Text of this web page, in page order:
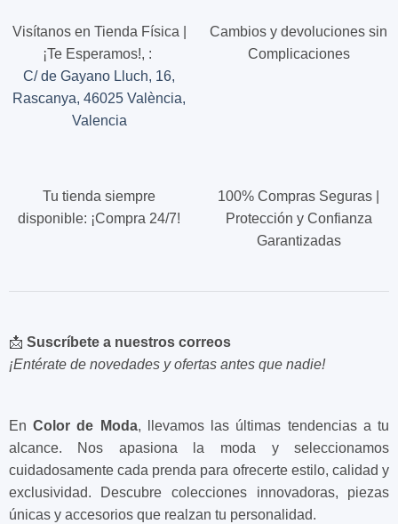
elegir
página
elegir
Visítanos en Tienda Física |
¡Te Esperamos!, :
C/ de Gayano Lluch, 16,
Rascanya, 46025 València,
Valencia
Cambios y devoluciones sin
Complicaciones
Tu tienda siempre
disponible: ¡Compra 24/7!
100% Compras Seguras |
Protección y Confianza
Garantizadas
EnColor de Moda, llevamos las últimas tendencias a tu
alcance. Nos apasiona la moda y seleccionamos
cuidadosamente cada prenda para ofrecerte estilo, calidad y
exclusividad. Descubre colecciones innovadoras, piezas
únicas y accesorios que realzan tu personalidad.
📩 Suscríbete a nuestros correos
¡Entérate de novedades y ofertas antes que nadie!